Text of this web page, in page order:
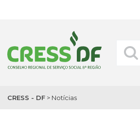
CRESS - DF > Notícias